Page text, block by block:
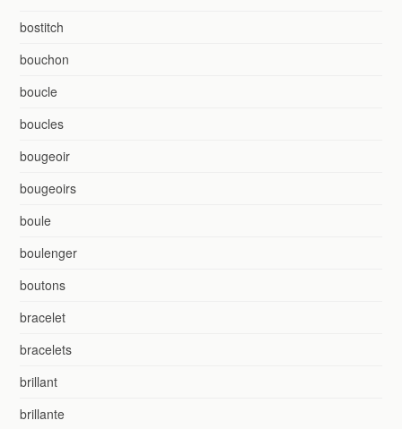
bostitch
bouchon
boucle
boucles
bougeoir
bougeoirs
boule
boulenger
boutons
bracelet
bracelets
brillant
brillante